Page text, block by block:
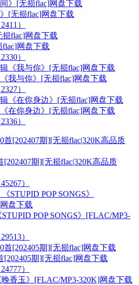
[无损flac]网盘下载
）
网盘下载
）
我与你》[无损flac]网盘下载
）
在你身边》[无损flac]网盘下载
）
[202407期][无损flac|320K高品质
）
POP SONGS》[FLAC/MP3-
）
[202405期][无损flac]网盘下载
）